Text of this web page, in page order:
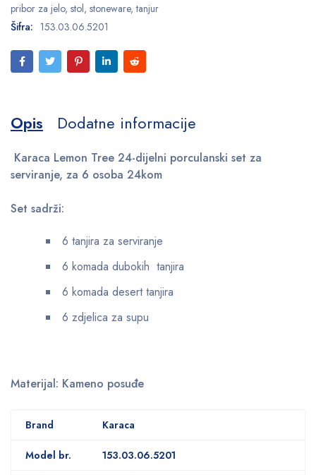
pribor za jelo, stol, stoneware,tanjur
Šifra: 153.03.06.5201
Opis Dodatne informacije
Karaca Lemon Tree 24-dijelni porculanski set za
serviranje, za 6 osoba 24kom
Set sadrži:
6 tanjira za serviranje
6 komada dubokih tanjira
6 komada desert tanjira
6 zdjelica za supu
Materijal: Kameno posuđe
Brand Karaca
Model br. 153.03.06.5201